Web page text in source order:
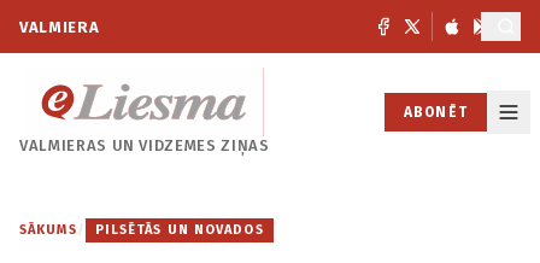
VALMIERA
VALMIERAS UNVIDZEMES ZIŅAS
ABONĒT
SĀKUMS / PILSĒTĀS UN NOVADOS